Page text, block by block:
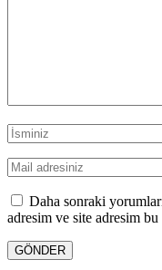
Daha sonraki
adresim ve site adresim bu